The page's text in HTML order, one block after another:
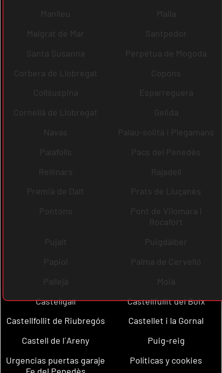
Manlleu
Malla
Malgrat de Mar
Santpedor
Santa Susanna
Perpètua de Mogoda
Corbera de Llobregat
Copons
Collsuspina
Esparreguera
Cornellà de Llobregat
Gelida
Navas
Palau-solità i Plegamans
Palafolls
Pacs del Penedès
Rellinars
Rajadell
Premià de Dalt
Prats de Lluçanès
Pontons
Pont de Vilomara i
Rocafort
Pujalt
Puigdàlber
Papiol
Palma de Cervelló
Pallejà
Moià
Castellgalí
Castellfullit del Boix
Castellfollit de Riubregós
Castellet i la Gornal
Castell de l´Areny
Puig-reig
Urgencias puertas garaje
Políticas y cookies